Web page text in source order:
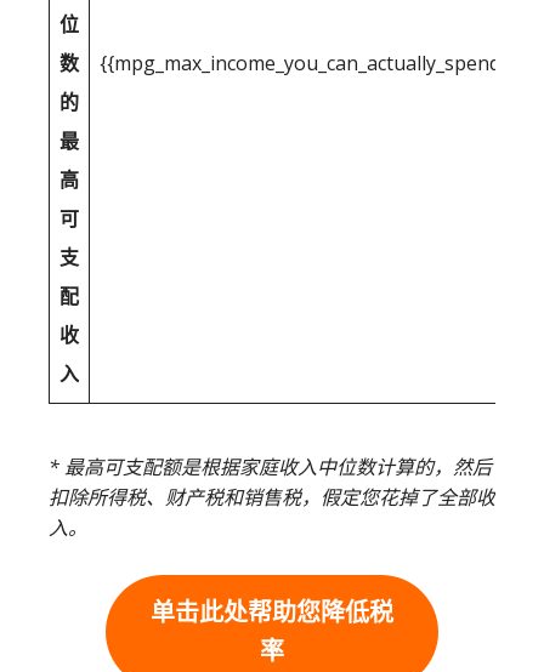
位
数
的
最
高
可
支
配
收
入
* 最高可支配额是根据家庭收入中位数计算的，然后
扣除所得税、财产税和销售税，假定您花掉了全部收
入。
单击此处帮助您降低税
率